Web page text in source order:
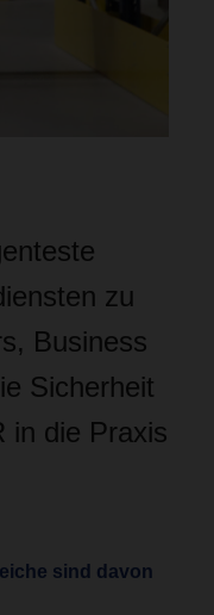
zu
Business
Sicherheit
in die Praxis
sind davon